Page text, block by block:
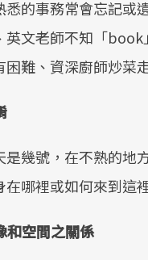
悉的事務常會忘記或
英文老師不知「
難、資深廚師炒菜
幾號，在不熟的地
哪裡或如何來到這
和空間之關係